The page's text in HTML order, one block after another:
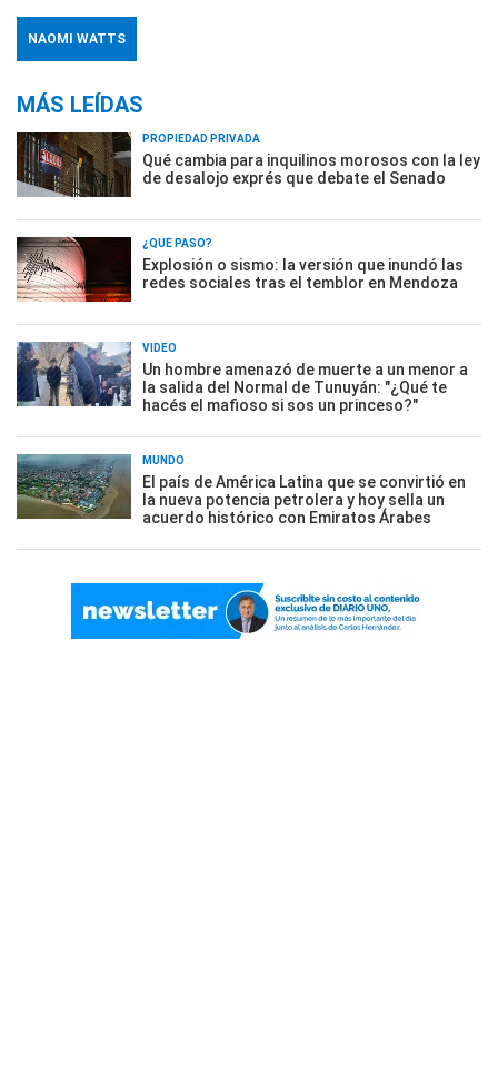
NAOMI WATTS
MÁS LEÍDAS
PROPIEDAD PRIVADA
Qué cambia para inquilinos morosos con la ley
de desalojo exprés que debate el Senado
¿QUÉ PASÓ?
Explosión o sismo: la versión que inundó las
redes sociales tras el temblor en Mendoza
VIDEO
Un hombre amenazó de muerte a un menor a
la salida del Normal de Tunuyán: "¿Qué te
hacés el mafioso si sos un princeso?"
MUNDO
El país de América Latina que se convirtió en
la nueva potencia petrolera y hoy sella un
acuerdo histórico con Emiratos Árabes